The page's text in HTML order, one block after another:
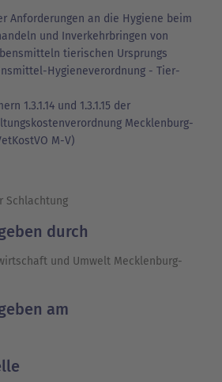
Anforderungen an die Hygiene beim
und Inverkehrbringen von
tierischen Ursprungs
Hygieneverordnung - Tier-
1.3.1.14 und 1.3.1.15 der
Mecklenburg-
M-V)
Schlachtung
durch
und Umwelt Mecklenburg-
am